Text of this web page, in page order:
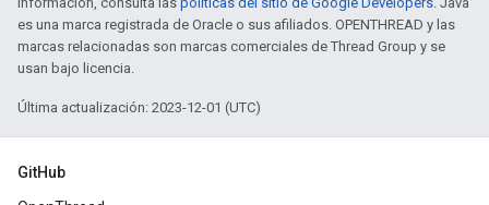
es una marca registrada de Oracle o sus afiliados. OPENTHREAD y las
marcas relacionadas son marcas comerciales de Thread Group y se
usan bajo licencia.
Última actualización: 2023-12-01 (UTC)
GitHub